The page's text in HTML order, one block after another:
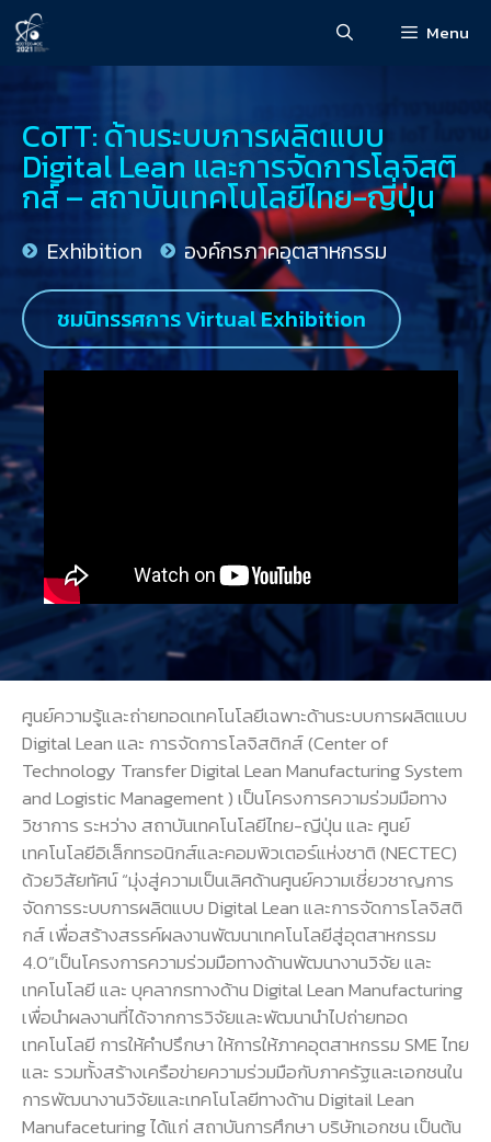
Menu
CoTT: ด้านระบบการผลิตแบบ
Digital Lean และการจัดการโลจิสติ
กส์ – สถาบันเทคโนโลยีไทย-ญี่ปุ่น
Exhibition องค์กรภาคอุตสาหกรรม
ชมนิทรรศการ Virtual Exhibition
ศูนย์ความรู้และถ่ายทอดเทคโนโลยีเฉพาะด้านระบบการผลิตแบบ
Digital Lean และ การจัดการโลจิสติกส์ (Center of
Technology Transfer Digital Lean Manufacturing System
and Logistic Management ) เป็นโครงการความร่วมมือทาง
วิชาการ ระหว่าง สถาบันเทคโนโลยีไทย-ญีปุ่น และ ศูนย์
เทคโนโลยีอิเล็กทรอนิกส์และคอมพิวเตอร์แห่งชาติ (NECTEC)
ด้วยวิสัยทัศน์ “มุ่งสู่ความเป็นเลิศด้านศูนย์ความเชี่ยวชาญการ
จัดการระบบการผลิตแบบ Digital Lean และการจัดการโลจิสติ
กส์ เพื่อสร้างสรรค์ผลงานพัฒนาเทคโนโลยีสู่อุตสาหกรรม
4.0”เป็นโครงการความร่วมมือทางด้านพัฒนางานวิจัย และ
เทคโนโลยี และ บุคลากรทางด้าน Digital Lean Manufacturing
เพื่อนำผลงานที่ได้จากการวิจัยและพัฒนานำไปถ่ายทอด
เทคโนโลยี การให้คำปรึกษา ให้การให้ภาคอุตสาหกรรม SME ไทย
และ รวมทั้งสร้างเครือข่ายความร่วมมือกับภาครัฐและเอกชนใน
การพัฒนางานวิจัยและเทคโนโลยีทางด้าน Digitail Lean
Manufaceturing ได้แก่ สถาบันการศึกษา บริษัทเอกชน เป็นต้น